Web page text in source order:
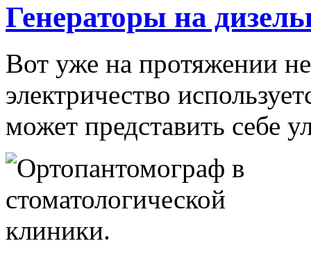
Генераторы на
Вот уже на протяжении
электричество
может представить себе